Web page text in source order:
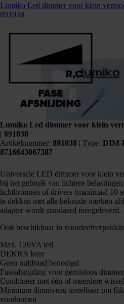
Lumiko Led dimmer voor klein
891038
Lumiko Led dimmer voor klein
| 891038
Artikelnummer: 891038 | Type: DIM-
8716643067387
Universele LED dimmer voor klein
bij het gebruik van lichtere
lichtbronnen of drivers (maximaal 10
te dekken met alle bekende merken
adapter wordt standaard meegeleverd.
Ook beschikbaar in
Max. 120VA led
DEKRA keur
Geen nuldraad benodigd
Faseafsnijding voor geruisloos dimmen
Combineer met één of meerdere
Minimum dimniveau instelbaar om
voorkomen